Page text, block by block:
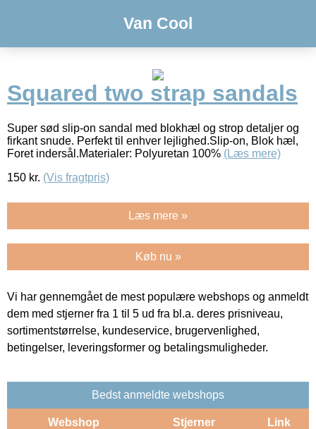
Van Cool
Squared two strap sandals
Super sød slip-on sandal med blokhæl og strop detaljer og
firkant snude. Perfekt til enhver lejlighed.Slip-on, Blok hæl,
Foret indersål.Materialer: Polyuretan 100% (Læs mere)
150 kr. (Vis fragtpris)
Læs mere »
Køb nu »
Vi har gennemgået de mest populære webshops og anmeldt
dem med stjerner fra 1 til 5 ud fra bl.a. deres prisniveau,
sortimentstørrelse, kundeservice, brugervenlighed,
betingelser, leveringsformer og betalingsmuligheder.
Bedst anmeldte webshops
Webshop Stjerner Link